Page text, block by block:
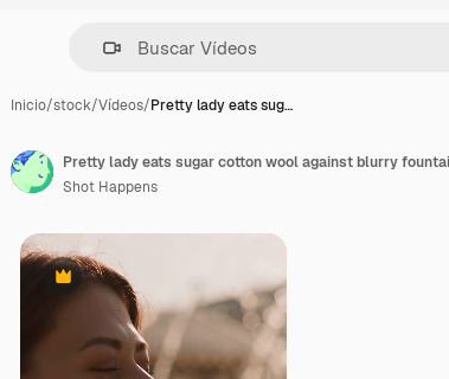
Inicio/stock/Vídeos/Pretty lady eats sug…
Premium
Shot Happens